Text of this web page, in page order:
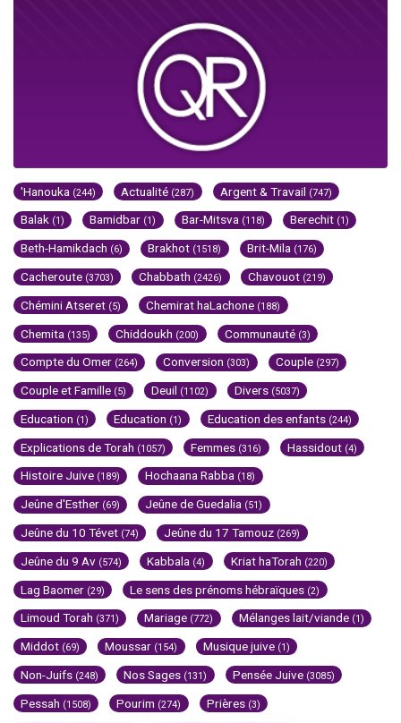
'Hanouka (244) Actualité (287) Argent & Travail (747)
Balak (1) Bamidbar (1) Bar-Mitsva (118) Berechit (1)
Beth-Hamikdach (6) Brakhot (1518) Brit-Mila (176)
Cacheroute (3703) Chabbath (2426) Chavouot (219)
Chémini Atseret (5) Chemirat haLachone (188)
Chemita (135) Chiddoukh (200) Communauté (3)
Compte du Omer (264) Conversion (303) Couple (297)
Couple et Famille (5) Deuil (1102) Divers (5037)
Education (1) Education (1) Education des enfants (244)
Explications de Torah (1057) Femmes (316) Hassidout (4)
Histoire Juive (189) Hochaana Rabba (18)
Jeûne d'Esther (69) Jeûne de Guedalia (51)
Jeûne du 10 Tévet (74) Jeûne du 17 Tamouz (269)
Jeûne du 9 Av (574) Kabbala (4) Kriat haTorah (220)
Lag Baomer (29) Le sens des prénoms hébraïques (2)
Limoud Torah (371) Mariage (772) Mélanges lait/viande (1)
Middot (69) Moussar (154) Musique juive (1)
Non-Juifs (248) Nos Sages (131) Pensée Juive (3085)
Pessah (1508) Pourim (274) Prières (3)